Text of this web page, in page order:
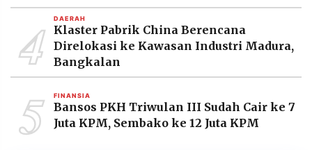
4 DAERAH
Klaster Pabrik China Berencana
Direlokasi ke Kawasan Industri Madura,
Bangkalan
5 FINANSIA
Bansos PKH Triwulan III Sudah Cair ke 7
Juta KPM, Sembako ke 12 Juta KPM